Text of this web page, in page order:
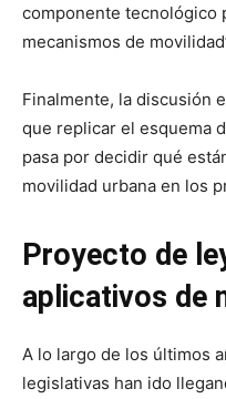
componente tecnológico
mecanismos de
Finalmente, la discusión
que replicar el esquema
pasa por decidir qué
movilidad urbana en los
Proyecto de
aplicativos de
A lo largo de los últimos
legislativas han ido